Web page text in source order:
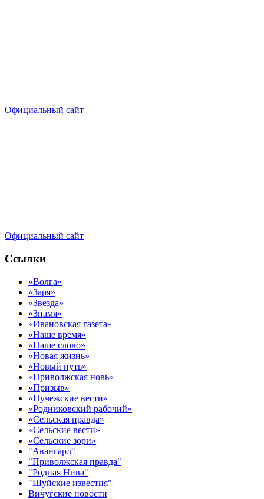
Официальный сайт
Официальный сайт
Ссылки
«Волга»
«Заря»
«Звезда»
«Знамя»
«Ивановская газета»
«Наше время»
«Наше слово»
«Новая жизнь»
«Новый путь»
«Приволжская новь»
«Призыв»
«Пучежские вести»
«Родниковский рабочий»
«Сельская правда»
«Сельские вести»
«Сельские зори»
"Авангард"
"Приволжская правда"
"Родная Нива"
"Шуйские известия"
Вичугские новости